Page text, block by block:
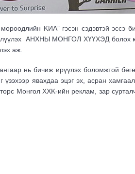
KИА” гэсэн сэдэвтэй эссэ
АНХНЫ МОНГОЛ ХҮҮХЭД
аж.
нь бичиж ирүүлэх боломжтой
явахдаа эцэг эх, асран
Монгол ХХK-ийн реклам, зар